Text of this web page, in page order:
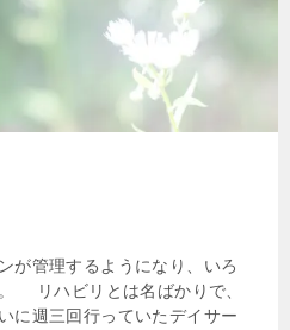
が管理するようになり、いろ
リハビリとは名ばかりで、
に週三回行っていたデイサー